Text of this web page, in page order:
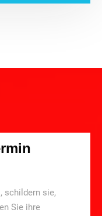
schildern sie,
Sie ihre